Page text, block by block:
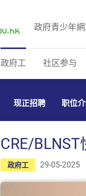
政府青少年
政府工 社区参与
现正招聘 职位
CRE/
政府工 29-05-2025